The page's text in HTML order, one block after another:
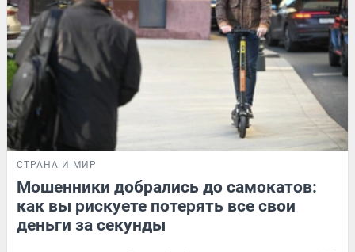
СТРАНА И МИР
Мошенники добрались до самокатов:
как вы рискуете потерять все свои
деньги за секунды